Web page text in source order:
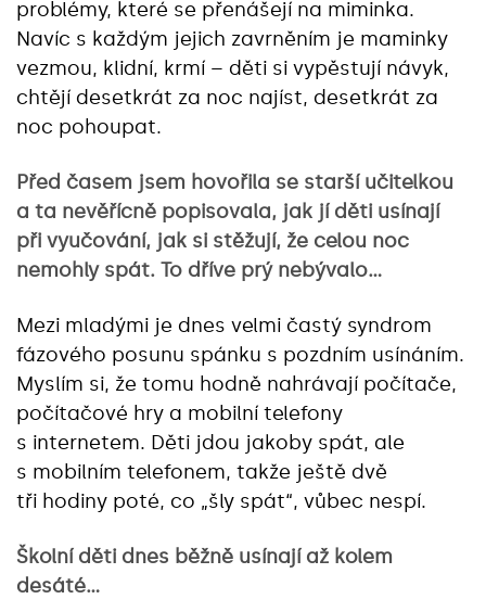
problémy, které se přenášejí na miminka.
Navíc s každým jejich zavrněním je maminky
vezmou, klidní, krmí – děti si vypěstují návyk,
chtějí desetkrát za noc najíst, desetkrát za
noc pohoupat.
Před časem jsem hovořila se starší učitelkou
a ta nevěřícně popisovala, jak jí děti usínají
při vyučování, jak si stěžují, že celou noc
nemohly spát. To dříve prý nebývalo…
Mezi mladými je dnes velmi častý syndrom
fázového posunu spánku s pozdním usínáním.
Myslím si, že tomu hodně nahrávají počítače,
počítačové hry a mobilní telefony
s internetem. Děti jdou jakoby spát, ale
s mobilním telefonem, takže ještě dvě
tři hodiny poté, co „šly spát“, vůbec nespí.
Školní děti dnes běžně usínají až kolem
desáté…